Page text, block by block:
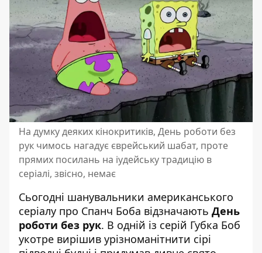
На думку деяких кінокритиків, День роботи без
рук чимось нагадує єврейський шабат, проте
прямих посилань на іудейську традицію в
серіалі, звісно, немає
Сьогодні шанувальники американського
серіалу про Спанч Боба відзначають День
роботи без рук. В одній із серій Губка Боб
укотре вирішив урізноманітнити сірі